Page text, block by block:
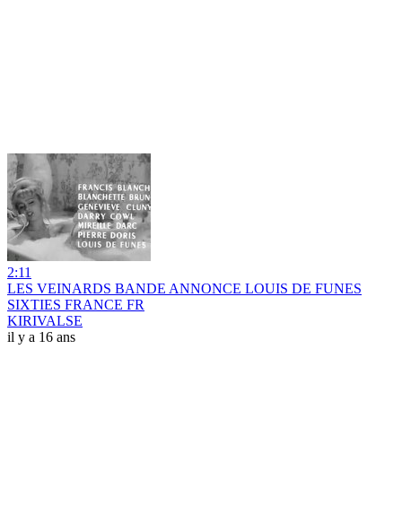
2:11
LES VEINARDS BANDE ANNONCE LOUIS DE FUNES
SIXTIES FRANCE FR
KIRIVALSE
il y a 16 ans